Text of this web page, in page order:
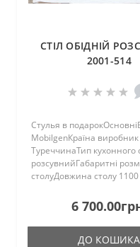
СТІЛ ОБІДНІЙ
2001-514
Стулья в
MobilgenКраїна виробник
ТуреччинаТип кухонного
розсувнийГабаритні
столуДовжина столу 1100
(розкладеному) стані
ммДовжина столу в
(складеному) стані
6
ДО КОШИКА